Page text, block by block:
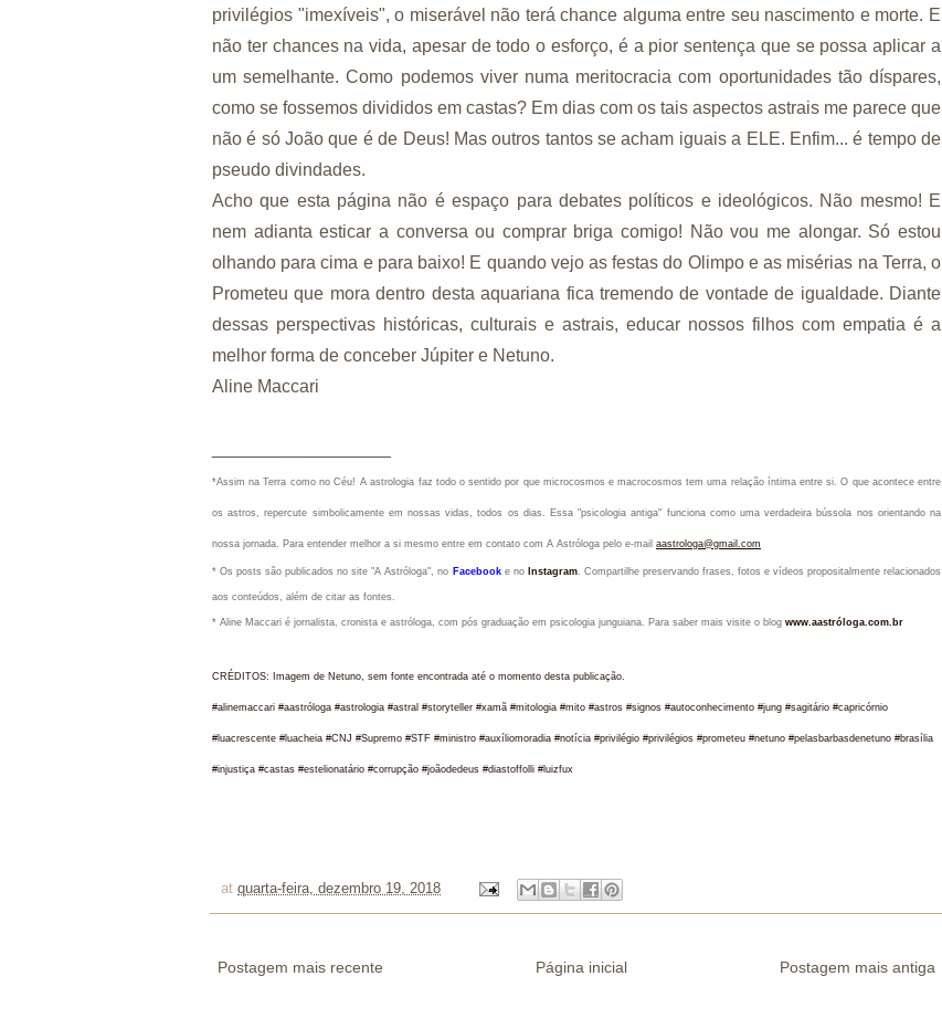
privilégios "imexíveis", o miserável não terá chance alguma entre seu nascimento e morte. E
não ter chances na vida, apesar de todo o esforço, é a pior sentença que se possa aplicar a
um semelhante. Como podemos viver numa meritocracia com oportunidades tão díspares,
como se fossemos divididos em castas? Em dias com os tais aspectos astrais me parece que
não é só João que é de Deus! Mas outros tantos se acham iguais a ELE. Enfim... é tempo de
pseudo divindades.
Acho que esta página não é espaço para debates políticos e ideológicos. Não mesmo! E
nem adianta esticar a conversa ou comprar briga comigo! Não vou me alongar. Só estou
olhando para cima e para baixo! E quando vejo as festas do Olimpo e as misérias na Terra, o
Prometeu que mora dentro desta aquariana fica tremendo de vontade de igualdade. Diante
dessas perspectivas históricas, culturais e astrais, educar nossos filhos com empatia é a
melhor forma de conceber Júpiter e Netuno.
Aline Maccari
*Assim na Terra como no Céu! A astrologia faz todo o sentido por que microcosmos e macrocosmos tem uma relação íntima entre si. O que acontece entre
os astros, repercute simbolicamente em nossas vidas, todos os dias. Essa "psicologia antiga" funciona como uma verdadeira bússola nos orientando na
nossa jornada. Para entender melhor a si mesmo entre em contato com A Astróloga pelo e-mail aastrologa@gmail.com
* Os posts são publicados no site "A Astróloga", no Facebook e no Instagram. Compartilhe preservando frases, fotos e vídeos propositalmente relacionados
aos conteúdos, além de citar as fontes.
* Aline Maccari é jornalista, cronista e astróloga, com pós graduação em psicologia junguiana. Para saber mais visite o blog www.aastróloga.com.br
CRÉDITOS: Imagem de Netuno, sem fonte encontrada até o momento desta publicação.
#alinemaccari #aastróloga #astrologia #astral #storyteller #xamã #mitologia #mito #astros #signos #autoconhecimento #jung #sagitário #capricórnio
#luacrescente #luacheia #CNJ #Supremo #STF #ministro #auxíliomoradia #notícia #privilégio #privilégios #prometeu #netuno #pelasbarbasdenetuno #brasília
#injustiça #castas #estelionatário #corrupção #joãodedeus #diastoffolli #luizfux
at quarta-feira, dezembro 19, 2018
Postagem mais recente Postagem mais antiga
Página inicial